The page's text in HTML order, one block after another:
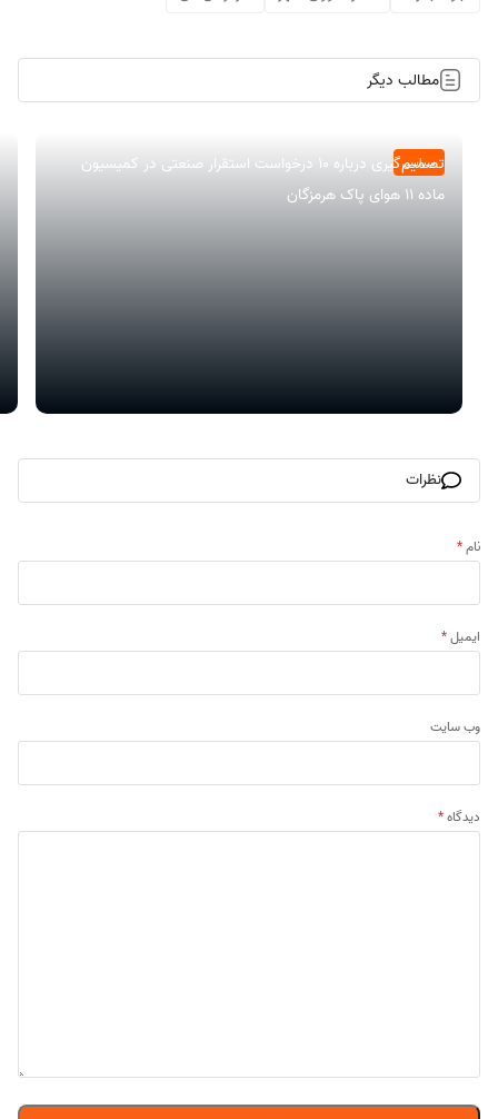
مطالب دیگر
سیاسی
تصمیم‌گیری درباره ۱۰ درخواست استقرار صنعتی در کمیسیون
ماده ۱۱ هوای پاک هرمزگان
نظرات
نام*
ایمیل*
وب‌ سایت
دیدگاه*